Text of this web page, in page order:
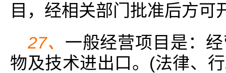
目，经相关部门批准后方可
27、 一般经营项目是：
物及技术进出口。(法律、